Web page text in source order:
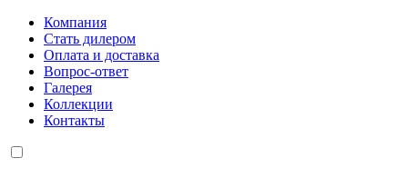
Компания
Стать дилером
Оплата и доставка
Вопрос-ответ
Галерея
Коллекции
Контакты